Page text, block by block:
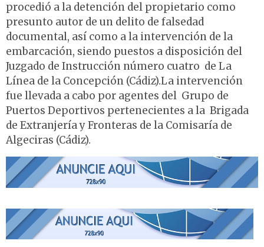
procedió a la detención del propietario como
presunto autor de un delito de falsedad
documental, así como a la intervención de la
embarcación, siendo puestos a disposición del
Juzgado de Instrucción número cuatro de La
Línea de la Concepción (Cádiz).La intervención
fue llevada a cabo por agentes del Grupo de
Puertos Deportivos pertenecientes a la Brigada
de Extranjería y Fronteras de la Comisaría de
Algeciras (Cádiz).